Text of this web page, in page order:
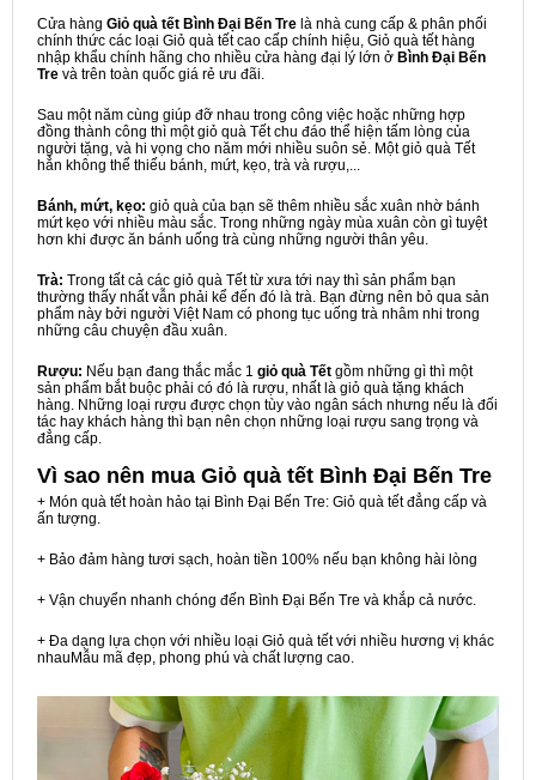
Cửa hàng Giỏ quà tết Bình Đại Bến Tre là nhà cung cấp & phân phối
chính thức các loại Giỏ quà tết cao cấp chính hiệu, Giỏ quà tết hàng
nhập khẩu chính hãng cho nhiều cửa hàng đại lý lớn ở Bình Đại Bến
Tre và trên toàn quốc giá rẻ ưu đãi.
Sau một năm cùng giúp đỡ nhau trong công việc hoặc những hợp
đồng thành công thì một giỏ quà Tết chu đáo thể hiện tấm lòng của
người tặng, và hi vọng cho năm mới nhiều suôn sẻ. Một giỏ quà Tết
hẳn không thể thiếu bánh, mứt, kẹo, trà và rượu,...
Bánh, mứt, kẹo: giỏ quà của bạn sẽ thêm nhiều sắc xuân nhờ bánh
mứt kẹo với nhiều màu sắc. Trong những ngày mùa xuân còn gì tuyệt
hơn khi được ăn bánh uống trà cùng những người thân yêu.
Trà: Trong tất cả các giỏ quà Tết từ xưa tới nay thì sản phẩm bạn
thường thấy nhất vẫn phải kể đến đó là trà. Bạn đừng nên bỏ qua sản
phẩm này bởi người Việt Nam có phong tục uống trà nhâm nhi trong
những câu chuyện đầu xuân.
Rượu: Nếu bạn đang thắc mắc 1 giỏ quà Tết gồm những gì thì một
sản phẩm bắt buộc phải có đó là rượu, nhất là giỏ quà tặng khách
hàng. Những loại rượu được chọn tùy vào ngân sách nhưng nếu là đối
tác hay khách hàng thì bạn nên chọn những loại rượu sang trọng và
đẳng cấp.
Vì sao nên mua Giỏ quà tết Bình Đại Bến Tre
+ Món quà tết hoàn hảo tại Bình Đại Bến Tre: Giỏ quà tết đẳng cấp và
ấn tượng.
+ Bảo đảm hàng tươi sạch, hoàn tiền 100% nếu bạn không hài lòng
+ Vận chuyển nhanh chóng đến Bình Đại Bến Tre và khắp cả nước.
+ Đa dạng lựa chọn với nhiều loại Giỏ quà tết với nhiều hương vị khác
nhauMẫu mã đẹp, phong phú và chất lượng cao.